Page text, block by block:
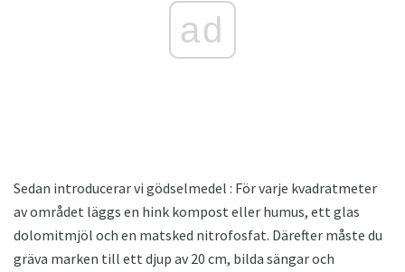
ad
Sedan introducerar vi gödselmedel : För varje kvadratmeter
av området läggs en hink kompost eller humus, ett glas
dolomitmjöl och en matsked nitrofosfat. Därefter måste du
gräva marken till ett djup av 20 cm, bilda sängar och